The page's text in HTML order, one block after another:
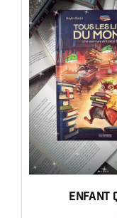
Enfant